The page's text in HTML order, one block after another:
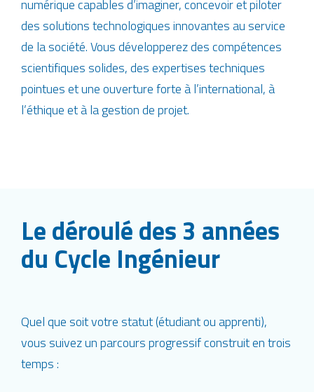
numérique capables d’imaginer, concevoir et piloter
des solutions technologiques innovantes au service
de la société. Vous développerez des compétences
scientifiques solides, des expertises techniques
pointues et une ouverture forte à l’international, à
l’éthique et à la gestion de projet.
Le déroulé des 3 années
du Cycle Ingénieur
Quel que soit votre statut (étudiant ou apprenti),
vous suivez un parcours progressif construit en trois
temps :